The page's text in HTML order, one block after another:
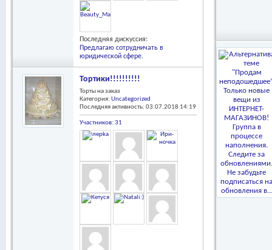
Последняя дискуссия:
Предлагаю сотрудничать в
юридической сфере.
Тортики!!!!!!!!!!
Торты на заказ
Категория: Uncategorized
Последняя активность: 03.07.2018 14:19
Участников: 31